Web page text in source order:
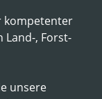
kompetenter
, Forst-
unsere